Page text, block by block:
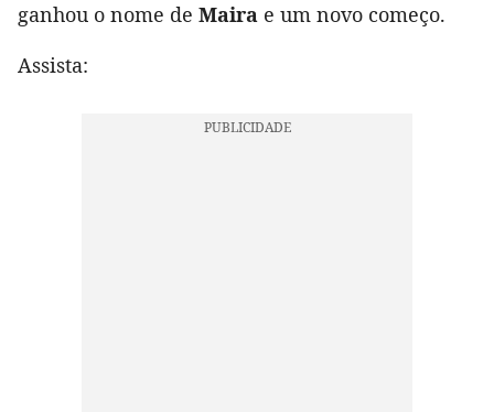
ganhou o nome de Maira e um novo começo.
Assista: